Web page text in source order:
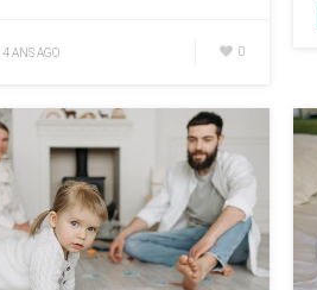
4 ANS AGO 0